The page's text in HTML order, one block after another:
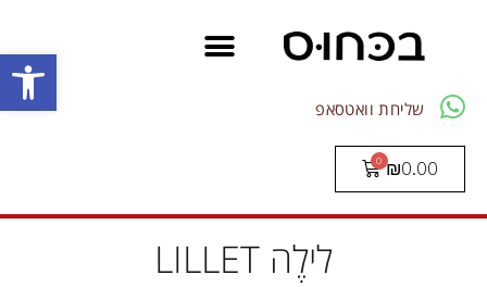
פתח
שליחת וואטסאפ
₪0.00
לילֶה LILLET